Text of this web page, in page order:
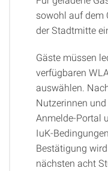
sowohl auf dem
der Stadtmitte
Gäste müssen
verfügbaren
auswählen.
Nutzerinnen
Anmelde-Portal
IuK-
Bestätigung
nächsten acht